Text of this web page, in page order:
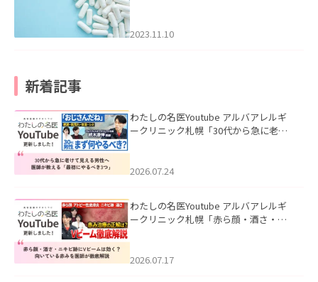
2023.11.10
新着記事
わたしの名医Youtube アルバアレルギ
ークリニック札幌「30代から急に老け
た。
2026.07.24
わたしの名医Youtube アルバアレルギ
ークリニック札幌「赤ら顔・酒さ・ニ
した。
2026.07.17